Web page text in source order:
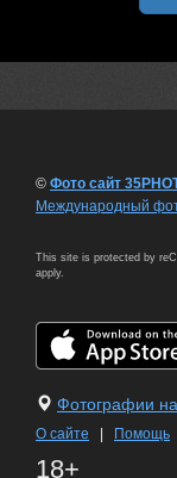
© Фото сайт
Международный
This site is protected by
apply.
Фотографии
О сайте Помощь
18+